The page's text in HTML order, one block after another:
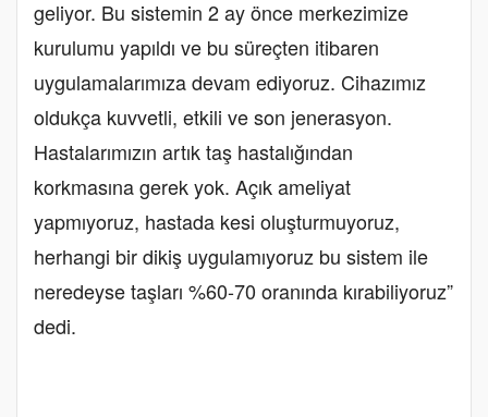
geliyor. Bu sistemin 2 ay önce merkezimize
kurulumu yapıldı ve bu süreçten itibaren
uygulamalarımıza devam ediyoruz. Cihazımız
oldukça kuvvetli, etkili ve son jenerasyon.
Hastalarımızın artık taş hastalığından
korkmasına gerek yok. Açık ameliyat
yapmıyoruz, hastada kesi oluşturmuyoruz,
herhangi bir dikiş uygulamıyoruz bu sistem ile
neredeyse taşları %60-70 oranında kırabiliyoruz”
dedi.